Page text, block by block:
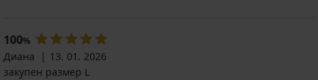
100%
Диана
13. 01. 2026
закупен размер L